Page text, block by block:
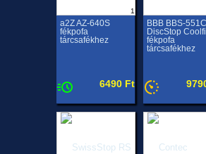
1
a2Z AZ-640S
fékpofa
tárcsafékhez
6490 Ft
BBB BBS-551C
DiscStop
fékpofa
tárcsafékhez